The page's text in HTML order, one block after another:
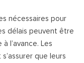
nécessaires pour
délais peuvent être
l’avance. Les
que leurs